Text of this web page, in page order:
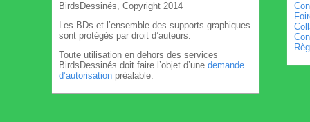
BirdsDessinés, Copyright 2014
Les BDs et l’ensemble des supports graphiques
sont protégés par droit d’auteurs.
Toute utilisation en dehors des services
BirdsDessinés doit faire l’objet d’une demande
d’autorisation préalable.